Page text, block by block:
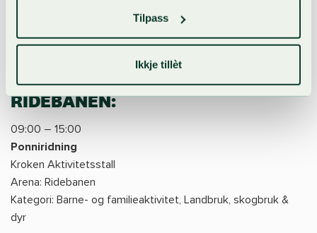
Tilpass
Ikkje tillèt
Demonstrasjon av ulike husflidteknikkar og loddsal
Arena: ved Hall A
Kategori: Handverk & husflid
RIDEBANEN:
09:00 – 15:00
Ponniridning
Kroken Aktivitetsstall
Arena: Ridebanen
Kategori: Barne- og familieaktivitet, Landbruk, skogbruk &
dyr